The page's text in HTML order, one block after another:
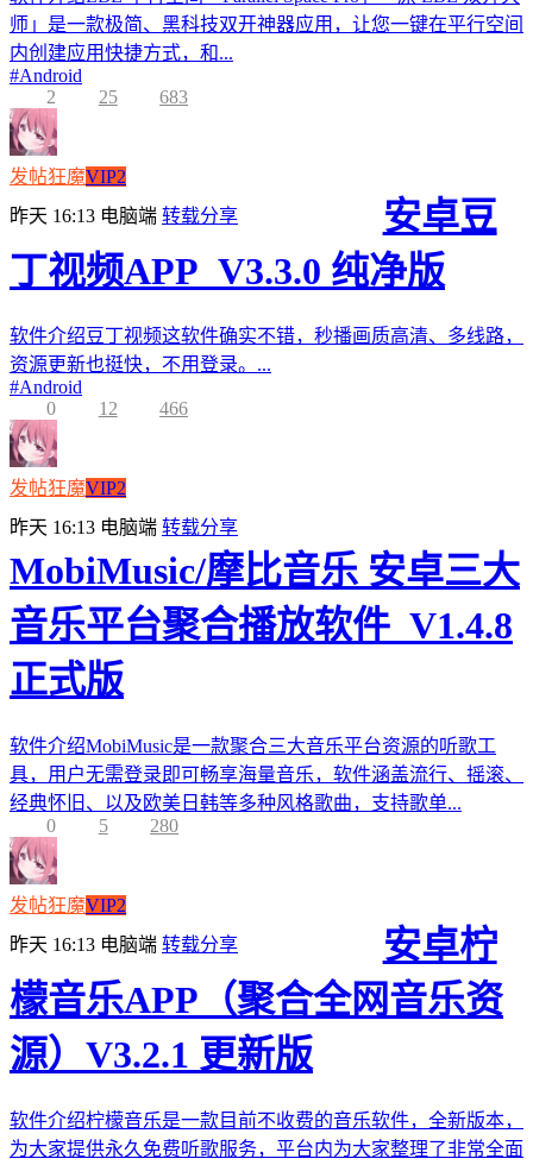
师」是一款极简、黑科技双开神器应用，让您一键在平行空间
内创建应用快捷方式，和...
#Android
2
25 683
发帖狂魔VIP2
昨天 16:13 电脑端 转载分享
安卓豆
丁视频APP_V3.3.0 纯净版
软件介绍豆丁视频这软件确实不错，秒播画质高清、多线路，
资源更新也挺快，不用登录。...
#Android
0
12 466
发帖狂魔VIP2
昨天 16:13 电脑端 转载分享
MobiMusic/摩比音乐 安卓三大
音乐平台聚合播放软件_V1.4.8
正式版
软件介绍MobiMusic是一款聚合三大音乐平台资源的听歌工
具，用户无需登录即可畅享海量音乐，软件涵盖流行、摇滚、
经典怀旧、以及欧美日韩等多种风格歌曲，支持歌单...
0
5 280
发帖狂魔VIP2
昨天 16:13 电脑端 转载分享
安卓柠
檬音乐APP（聚合全网音乐资
源）V3.2.1 更新版
软件介绍柠檬音乐是一款目前不收费的音乐软件，全新版本，
为大家提供永久免费听歌服务，平台内为大家整理了非常全面